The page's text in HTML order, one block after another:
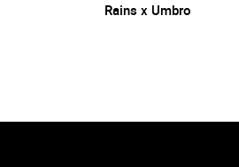
Rains x Umbro